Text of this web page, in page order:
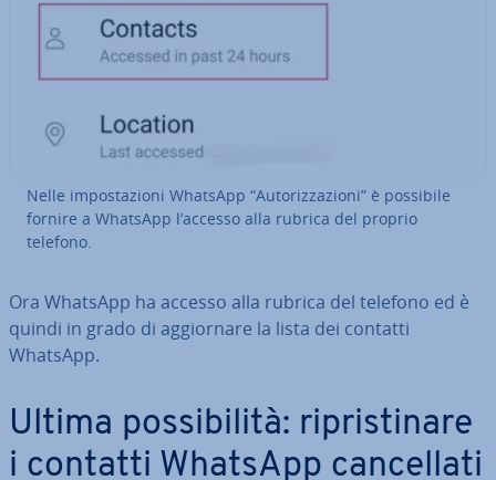
Nelle im­po­sta­zio­ni WhatsApp “Au­to­riz­za­zio­ni” è possibile
fornire a WhatsApp l’accesso alla rubrica del proprio
telefono.
Ora WhatsApp ha accesso alla rubrica del telefono ed è
quindi in grado di ag­gior­na­re la lista dei contatti
WhatsApp.
Ultima pos­si­bi­li­tà: ri­pri­sti­na­re
i contatti WhatsApp can­cel­la­ti